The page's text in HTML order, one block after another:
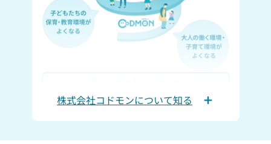
保護者の子育てへの伴走
株式会社コドモンについて知る